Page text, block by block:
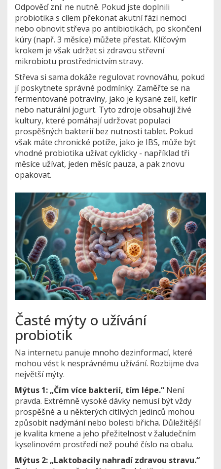
Odpověď zní: ne nutně. Pokud jste doplnili
probiotika s cílem překonat akutní fázi nemoci
nebo obnovit střeva po antibiotikách, po skončení
kúry (např. 3 měsíce) můžete přestat. Klíčovým
krokem je však udržet si zdravou střevní
mikrobiotu prostřednictvím stravy.
Střeva si sama dokáže regulovat rovnováhu, pokud
jí poskytnete správné podmínky. Zaměřte se na
fermentované potraviny, jako je kysané zelí, kefír
nebo naturální jogurt. Tyto zdroje obsahují živé
kultury, které pomáhají udržovat populaci
prospěšných bakterií bez nutnosti tablet. Pokud
však máte chronické potíže, jako je IBS, může být
vhodné probiotika užívat cyklicky - například tři
měsíce užívat, jeden měsíc pauza, a pak znovu
opakovat.
Časté mýty o užívání
probiotik
Na internetu panuje mnoho dezinformací, které
mohou vést k nesprávnému užívání. Rozbijme dva
největší mýty.
Mýtus 1: „Čím více bakterií, tím lépe.“ Není
pravda. Extrémně vysoké dávky nemusí být vždy
prospěšné a u některých citlivých jedinců mohou
způsobit nadýmání nebo bolesti břicha. Důležitější
je kvalita kmene a jeho přežitelnost v žaludečním
kyselinovém prostředí než pouhé číslo na obalu.
Mýtus 2: „Laktobacily nahradí zdravou stravu.“